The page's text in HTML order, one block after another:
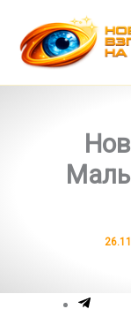
содержимому